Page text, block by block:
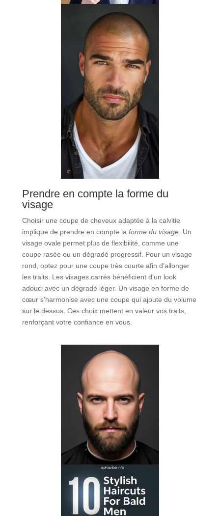
Prendre en compte la forme du
visage
Choisir une coupe de cheveux adaptée à la calvitie
implique de prendre en compte la forme du visage. Un
visage ovale permet plus de flexibilité, comme une
coupe rasée ou un dégradé progressif. Pour un visage
rond, optez pour une coupe très courte afin d’allonger
les traits. Les visages carrés bénéficient d’un look
adouci avec un dégradé léger. Un visage en forme de
cœur s’harmonise avec une coupe qui ajoute du volume
sur le dessus. Ces choix mettent en valeur vos traits,
renforçant votre confiance en vous.